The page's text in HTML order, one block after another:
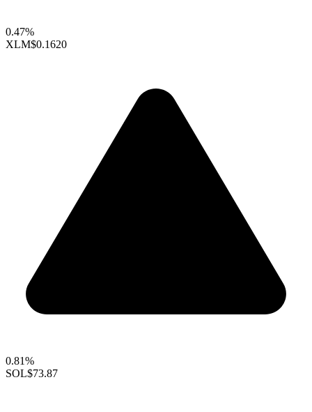
0.47%
XLM$0.1620
0.81%
SOL$73.87